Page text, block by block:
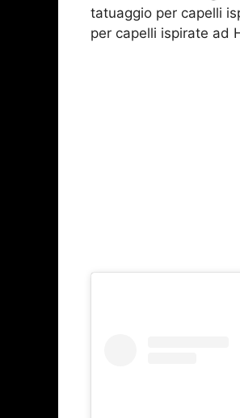
tatuaggio per capelli
per capelli ispirate ad